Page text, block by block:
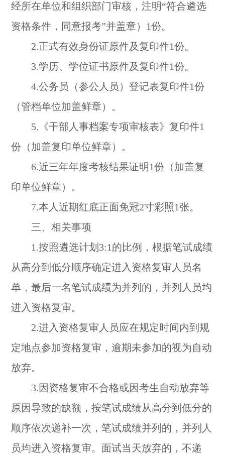
经所在单位和组织部门审核，注明“符合遴选
资格条件，同意报考”并盖章）1份。
2.正式有效身份证原件及复印件1份。
3.学历、学位证书原件及复印件1份。
4.公务员（参公人员）登记表复印件1份
（管档单位加盖鲜章）。
5.《干部人事档案专项审核表》复印件1
份（加盖复印单位鲜章）。
6.近三年年度考核结果证明1份（加盖复
印单位鲜章）。
7.本人近期红底正面免冠2寸彩照1张。
三、相关事项
1.按照遴选计划3:1的比例，根据笔试成绩
从高分到低分顺序确定进入资格复审人员名
单，最后一名笔试成绩为并列的，并列人员均
进入资格复审。
2.进入资格复审人员应在规定时间内到规
定地点参加资格复审，逾期未参加的视为自动
放弃。
3.因资格复审不合格或因考生自动放弃等
原因导致的缺额，按笔试成绩从高分到低分的
顺序依次递补一次，笔试成绩并列的，并列人
员均进入资格复审。面试当天放弃的，不递